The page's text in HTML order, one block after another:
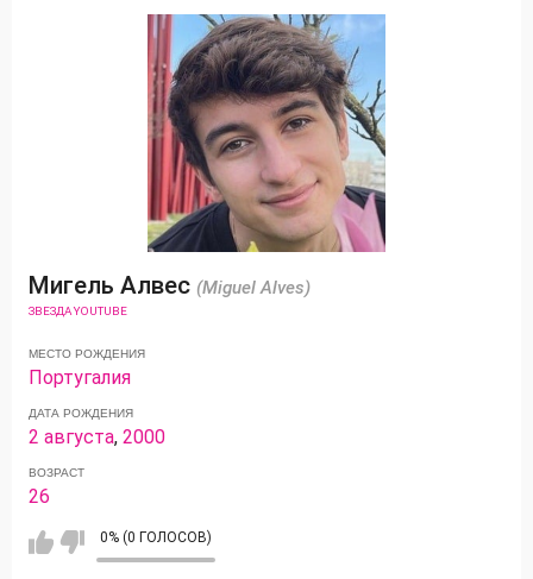
Мигель Алвес (Miguel Alves)
ЗВЕЗДА YOUTUBE
МЕСТО РОЖДЕНИЯ
Португалия
ДАТА РОЖДЕНИЯ
2 августа,2000
ВОЗРАСТ
26
0% (0 ГОЛОСОВ)